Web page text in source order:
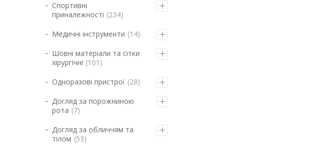
Спортивні
приналежності 234
Медичні інструменти 14
Шовні матеріали та сітки
хірургічні 101
Одноразові пристрої 28
Догляд за порожниною
рота 7
Догляд за обличчям та
тілом 53